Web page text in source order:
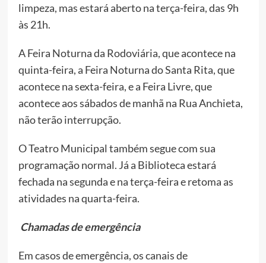
limpeza, mas estará aberto na terça-feira, das 9h
às 21h.
A Feira Noturna da Rodoviária, que acontece na
quinta-feira, a Feira Noturna do Santa Rita, que
acontece na sexta-feira, e a Feira Livre, que
acontece aos sábados de manhã na Rua Anchieta,
não terão interrupção.
O Teatro Municipal também segue com sua
programação normal. Já a Biblioteca estará
fechada na segunda e na terça-feira e retoma as
atividades na quarta-feira.
Chamadas de emergência
Em casos de emergência, os canais de